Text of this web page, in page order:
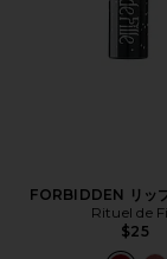
FORBIDDEN リッ
Rituel de
$25